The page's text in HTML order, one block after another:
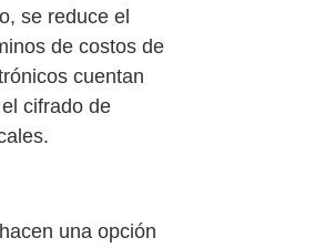
se reduce el
de costos de
cuentan
cifrado de
una opción